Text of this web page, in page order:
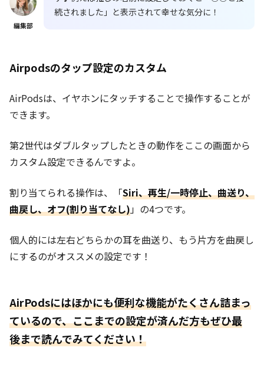
編集部
続されました」と表示されて幸せな気分に！
Airpodsのタップ設定のカスタム
AirPodsは、イヤホンにタッチすることで操作することが
できます。
第2世代はダブルタップしたときの動作をここの画面から
カスタム設定できるんですよ。
割り当てられる操作は、「Siri、再生/一時停止、曲送り、
曲戻し、オフ(割り当てなし)」の4つです。
個人的には左右どちらかの耳を曲送り、もう片方を曲戻し
にするのがオススメの設定です！
AirPodsにはほかにも便利な機能がたくさん詰まっ
ているので、ここまでの設定が済んだ方もぜひ最
後まで読んでみてください！